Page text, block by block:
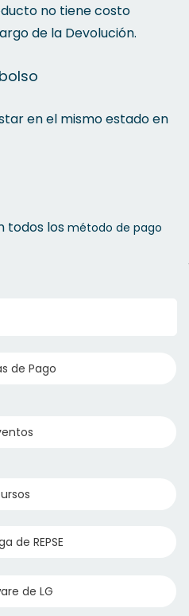
Manguera
no tiene costo
de la Devolución.
en el mismo estado en
todos los método de pago
de Pago
de REPSE
de LG